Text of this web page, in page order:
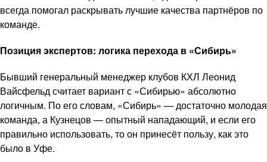
всегда помогал раскрывать лучшие качества партнёров по
команде.
Позиция экспертов: логика перехода в «Сибирь»
Бывший генеральный менеджер клубов КХЛ Леонид
Вайсфельд считает вариант с «Сибирью» абсолютно
логичным. По его словам, «Сибирь» — достаточно молодая
команда, а Кузнецов — опытный нападающий, и если его
правильно использовать, то он принесёт пользу, как это
было в Уфе.